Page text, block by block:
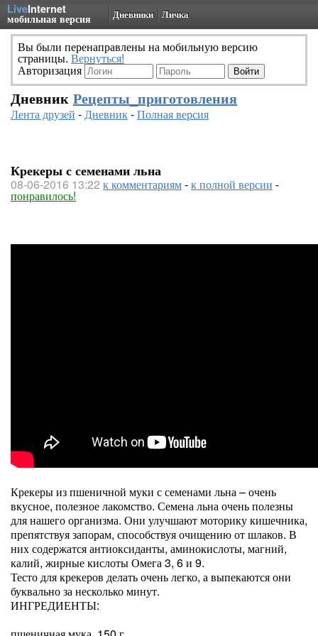
LiveInternet
мобильная версия Дневники Личка
Вы были перенаправлены на мобильную версию
страницы. Вернуться!
Авторизация
Дневник Рецепты_приготовления
Лента друзей -Дневник-Полная версия
Крекеры с семенами льна
08-06-2016 13:22 к комментариям-к полной версии -
понравилось!
Крекеры из пшеничной муки с семенами льна – очень
вкусное, полезное лакомство. Семена льна очень полезны
для нашего организма. Они улучшают моторику кишечника,
препятствуя запорам, способствуя очищению от шлаков. В
них содержатся антиоксиданты, аминокислоты, магний,
калий, жирные кислоты Омега 3, 6 и 9.
Тесто для крекеров делать очень легко, а выпекаются они
буквально за несколько минут.
ИНГРЕДИЕНТЫ: